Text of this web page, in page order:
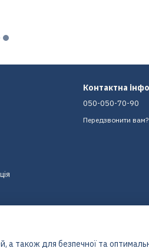
Контактна
050-050-70-90
Передзвонити вам?
а також для безпечної та